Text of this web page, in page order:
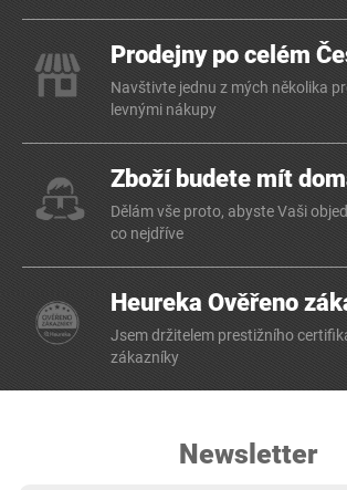
Prodejny po celém
Navštivte jednu z mých několika
levnými nákupy
Zboží budete mít
Dělám vše proto, abyste Vaši
co nejdříve
Heureka Ověřeno
Jsem držitelem prestižního
zákazníky
Newsletter